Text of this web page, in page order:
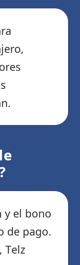
y el bono
de pago.
Telz